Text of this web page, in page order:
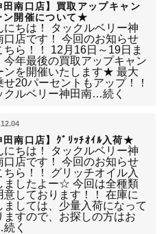
田南口店】買取アップキャン
ン開催について★
にちは！ タックルベリー神
口店です！ 今回のお知らせ
ちら！！ 12月16日～19日ま
今年最後の買取アップキャン
ンを開催いたします★ 最大
せ20パーセントもアップ！！
クルベリー神田南…続く
田南口店】ｸﾞﾘｯﾁｵｲﾙ入荷★
にちは！ タックルベリー神
口店です！ 今回のお知らせ
ちら！！ グリッチオイル入
ましたよー☆ 今回は全種類
意しております！！ 在庫に
ましては、少量入荷になって
ますので、お探しの方はお
く